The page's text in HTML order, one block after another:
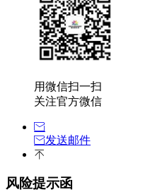
用微信扫一扫
关注官方微信
发送邮件
风险提示函